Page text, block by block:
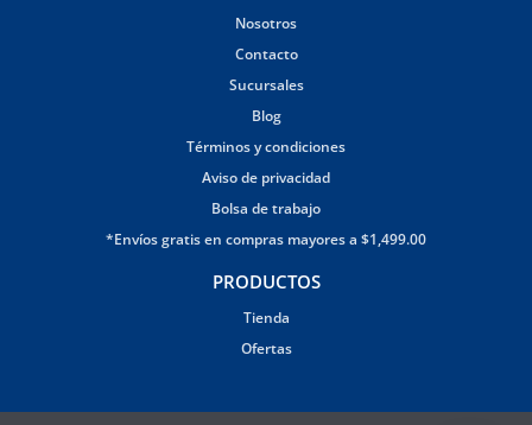
Nosotros
Contacto
Sucursales
Blog
Términos y condiciones
Aviso de privacidad
Bolsa de trabajo
*Envíos gratis en compras mayores a $1,499.00
PRODUCTOS
Tienda
Ofertas